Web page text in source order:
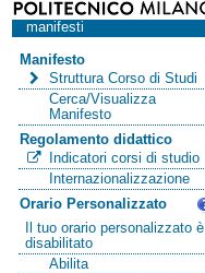
manifesti
Manifesto
Struttura Corso di Studi
Cerca/Visualizza
Manifesto
Regolamento didattico
Indicatori corsi di studio
Internazionalizzazione
Orario Personalizzato
Il tuo orario personalizzato è
disabilitato
Abilita